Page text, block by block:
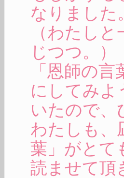
なりました
（わたし
じつつ。）
「恩師の
にしてみよ
いたので、
わたしも、
葉」がとて
読ませて頂